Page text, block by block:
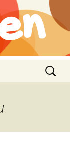
Haku: